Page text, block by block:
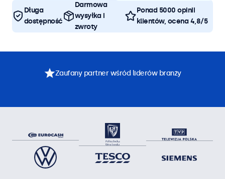
Długa
dostępność
Darmowa
wysyłka i
zwroty
Ponad 5000 opinii
klientów, ocena 4,8/5
Zaufany partner wśród liderów branży